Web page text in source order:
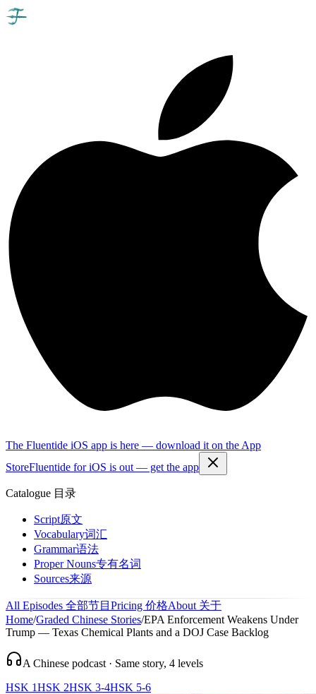
The Fluentide iOS app is here — download it on the App
StoreFluentide for iOS is out — get the app
Catalogue 目录
Script原文
Vocabulary词汇
Grammar语法
Proper Nouns专有名词
Sources来源
All Episodes 全部节目 Pricing 价格About 关于
Home/Graded Chinese Stories/EPA Enforcement Weakens Under
Trump — Texas Chemical Plants and a DOJ Case Backlog
A Chinese podcast · Same story, 4 levels
HSK 1HSK 2HSK 3-4HSK 5-6